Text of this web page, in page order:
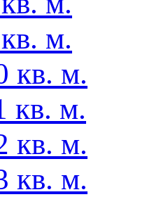
м.
кв. м.
кв. м.
кв. м.
кв. м.